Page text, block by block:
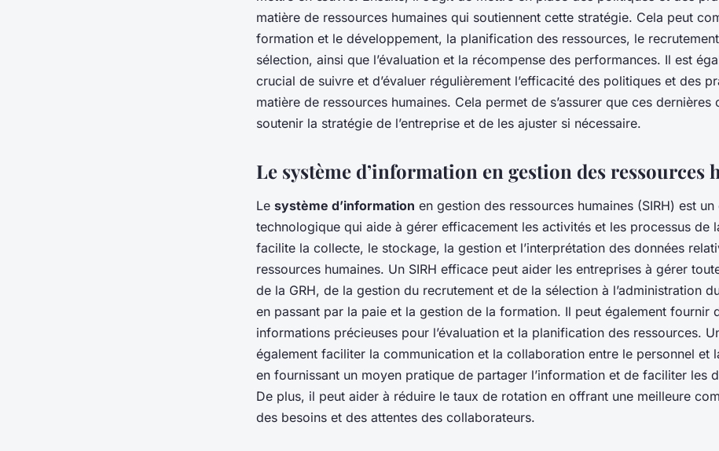
matière de ressources humaines qui soutiennent cette stratégie. Cela peut
formation et le développement, la planification des ressources, le
sélection, ainsi que l’évaluation et la récompense des performances. Il est
crucial de suivre et d’évaluer régulièrement l’efficacité des politiques et des
matière de ressources humaines. Cela permet de s’assurer que ces dernières
soutenir la stratégie de l’entreprise et de les ajuster si nécessaire.
Le système d’information en gestion des ressources
Le système d’information en gestion des ressources humaines (SIRH) est un
technologique qui aide à gérer efficacement les activités et les processus de
facilite la collecte, le stockage, la gestion et l’interprétation des données
ressources humaines. Un SIRH efficace peut aider les entreprises à gérer
de la GRH, de la gestion du recrutement et de la sélection à l’administration
en passant par la paie et la gestion de la formation. Il peut également fournir
informations précieuses pour l’évaluation et la planification des ressources.
également faciliter la communication et la collaboration entre le personnel et
en fournissant un moyen pratique de partager l’information et de faciliter les
De plus, il peut aider à réduire le taux de rotation en offrant une meilleure
des besoins et des attentes des collaborateurs.